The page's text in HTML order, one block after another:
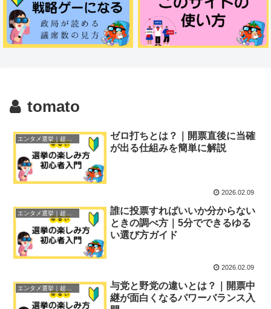
tomato
ゼロ打ちとは？｜開票直後に当確
が出る仕組みを簡単に解説
2026.02.09
エンタメ選挙｜超初心者ガイド
誰に投票すればいいか分からない
ときの調べ方｜5分でできるゆる
い選び方ガイド
2026.02.09
与党と野党の違いとは？｜開票中
継が面白くなるパワーバランス入